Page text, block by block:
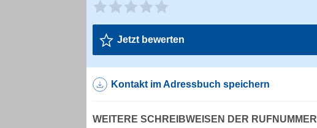
Jetzt bewerten
Kontakt im Adressbuch speichern
WEITERE SCHREIBWEISEN DER RUFNUMMER